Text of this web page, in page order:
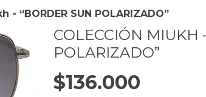
- “BORDER SUN POLARIZADO”
COLECCIÓN MIUKH
POLARIZADO”
$136.000